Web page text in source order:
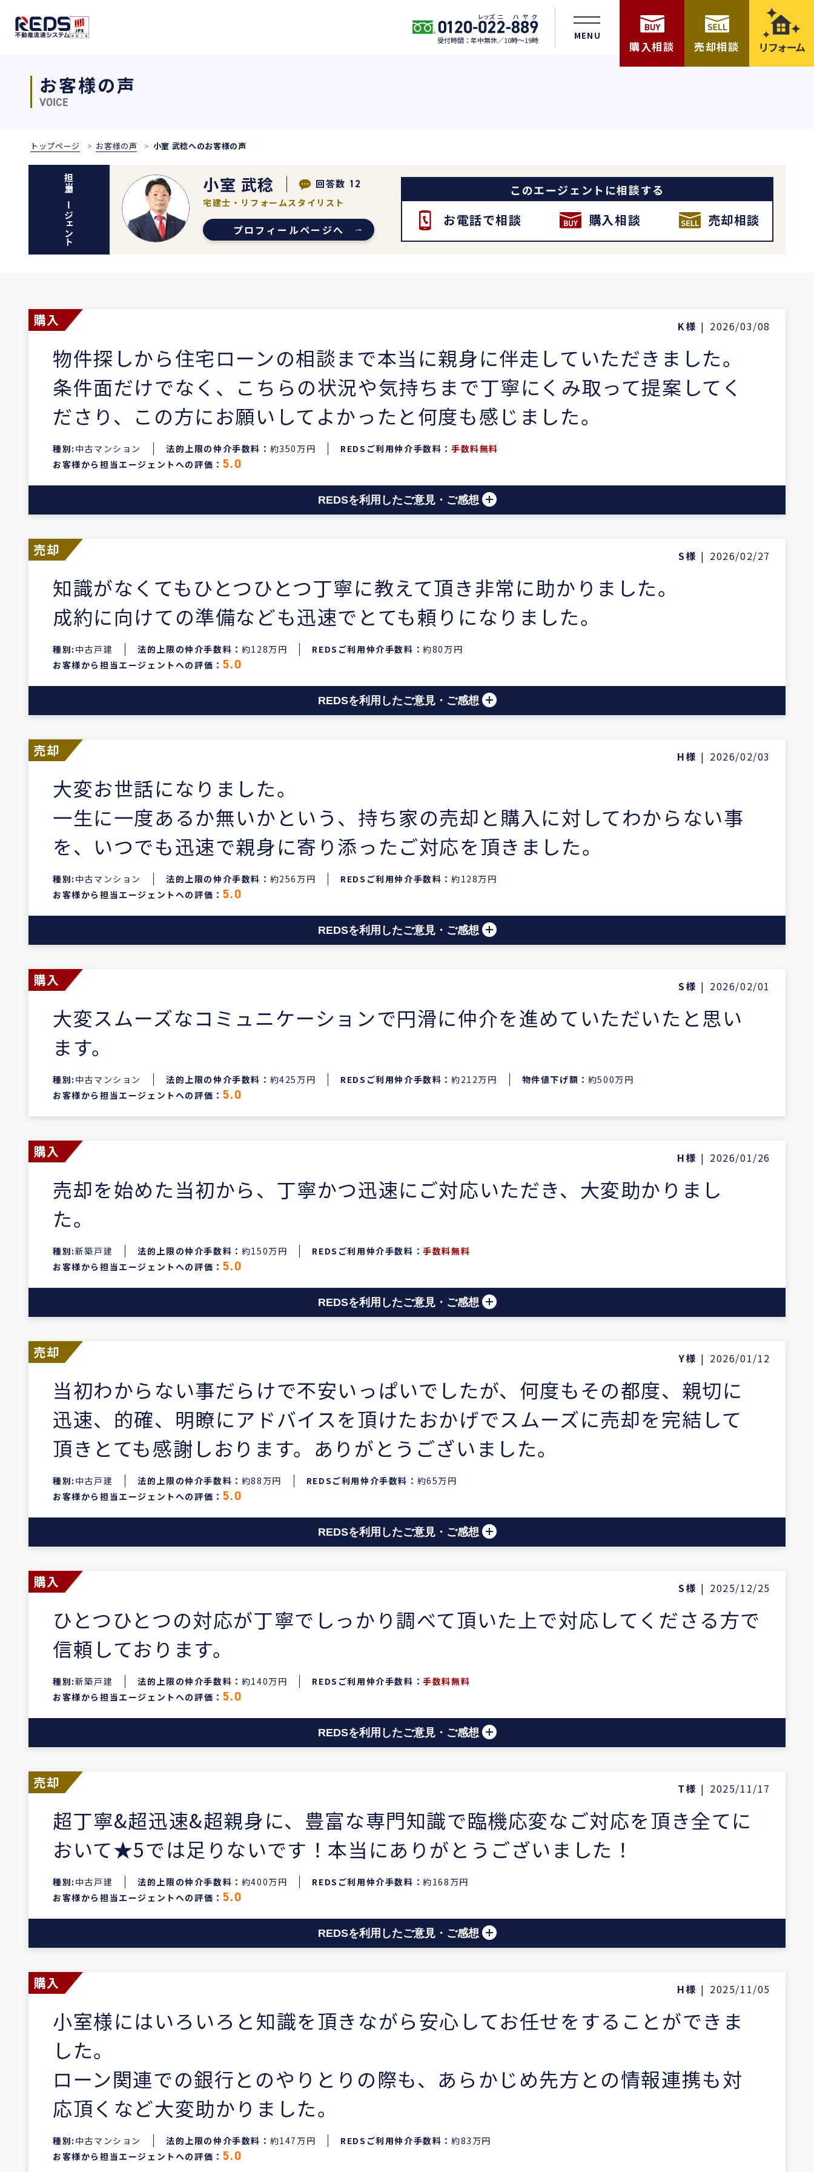
受付時間：年中無休／10時〜19時 MENU
購入相談 売却相談 リフォーム
お客様の声
VOICE
トップページ お客様の声 小室 武稔へのお客様の声
担当エージェント 小室 武稔 回答数 12
宅建士・リフォームスタイリスト
プロフィールページへ
このエージェントに相談する
お電話で相談 購入相談 売却相談
購入 K様 | 2026/03/08
物件探しから住宅ローンの相談まで本当に親身に伴走していただきました。
条件面だけでなく、こちらの状況や気持ちまで丁寧にくみ取って提案してく
ださり、この方にお願いしてよかったと何度も感じました。
種別: 中古マンション 法的上限の仲介手数料： 約350万円 REDSご利用仲介手数料：手数料無料
お客様から担当エージェントへの評価： 5.0
REDSを利用したご意見・ご感想
売却 S様 | 2026/02/27
知識がなくてもひとつひとつ丁寧に教えて頂き非常に助かりました。
成約に向けての準備なども迅速でとても頼りになりました。
種別: 中古戸建 法的上限の仲介手数料： 約128万円 REDSご利用仲介手数料：約80万円
お客様から担当エージェントへの評価： 5.0
REDSを利用したご意見・ご感想
売却 H様 | 2026/02/03
大変お世話になりました。
一生に一度あるか無いかという、持ち家の売却と購入に対してわからない事
を、いつでも迅速で親身に寄り添ったご対応を頂きました。
種別: 中古マンション 法的上限の仲介手数料： 約256万円 REDSご利用仲介手数料：約128万円
お客様から担当エージェントへの評価： 5.0
REDSを利用したご意見・ご感想
購入 S様 | 2026/02/01
大変スムーズなコミュニケーションで円滑に仲介を進めていただいたと思い
ます。
種別: 中古マンション 法的上限の仲介手数料： 約425万円 REDSご利用仲介手数料：約212万円 物件値下げ額： 約500万円
お客様から担当エージェントへの評価： 5.0
購入 H様 | 2026/01/26
売却を始めた当初から、丁寧かつ迅速にご対応いただき、大変助かりまし
た。
種別:新築戸建 法的上限の仲介手数料： 約150万円 REDSご利用仲介手数料：手数料無料
お客様から担当エージェントへの評価： 5.0
REDSを利用したご意見・ご感想
売却 Y様 | 2026/01/12
当初わからない事だらけで不安いっぱいでしたが、何度もその都度、親切に
迅速、的確、明瞭にアドバイスを頂けたおかげでスムーズに売却を完結して
頂きとても感謝しおります。ありがとうございました。
種別: 中古戸建 法的上限の仲介手数料： 約88万円 REDSご利用仲介手数料： 約65万円
お客様から担当エージェントへの評価： 5.0
REDSを利用したご意見・ご感想
購入 S様 | 2025/12/25
ひとつひとつの対応が丁寧でしっかり調べて頂いた上で対応してくださる方で
信頼しております。
種別:新築戸建 法的上限の仲介手数料： 約140万円 REDSご利用仲介手数料：手数料無料
お客様から担当エージェントへの評価： 5.0
REDSを利用したご意見・ご感想
売却 T様 | 2025/11/17
超丁寧&超迅速&超親身に、豊富な専門知識で臨機応変なご対応を頂き全てに
おいて★5では足りないです！本当にありがとうございました！
種別: 中古戸建 法的上限の仲介手数料： 約400万円 REDSご利用仲介手数料：約168万円
お客様から担当エージェントへの評価： 5.0
REDSを利用したご意見・ご感想
購入 H様 | 2025/11/05
小室様にはいろいろと知識を頂きながら安心してお任せをすることができま
した。
ローン関連での銀行とのやりとりの際も、あらかじめ先方との情報連携も対
応頂くなど大変助かりました。
種別: 中古マンション 法的上限の仲介手数料： 約147万円 REDSご利用仲介手数料：約83万円
お客様から担当エージェントへの評価： 5.0